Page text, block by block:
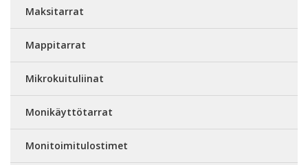
Maksitarrat
Mappitarrat
Mikrokuituliinat
Monikäyttötarrat
Monitoimitulostimet